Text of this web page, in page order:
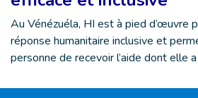
Au Vénézuéla, HI est à pied d’œuvre
réponse humanitaire inclusive et
personne de recevoir l’aide dont elle